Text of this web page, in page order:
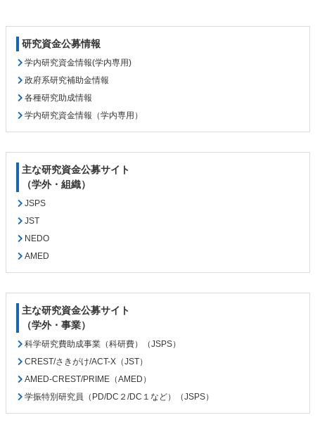
頭
へ
研究資金公募情報
学内研究資金情報(学内専用)
政府系研究補助金情報
各種研究助成情報
学内研究資金情報（学内専用）
主な研究資金公募サイト
（学外・組織）
JSPS
JST
NEDO
AMED
主な研究資金公募サイト
（学外・事業）
科学研究費助成事業（科研費）（JSPS）
CREST/さきがけ/ACT-X（JST）
AMED-CREST/PRIME（AMED）
学振特別研究員（PD/DC２/DC１など）（JSPS）